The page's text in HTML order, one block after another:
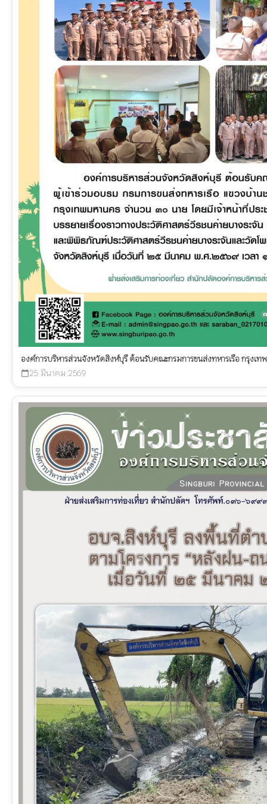
องค์การบริหารส่วนจังหวัดสิงห์บุรี ต้อนรับคณะกรมการขนส่งทหารเรือ กรุงเท
calendar_today 25 มีนาคม 2569